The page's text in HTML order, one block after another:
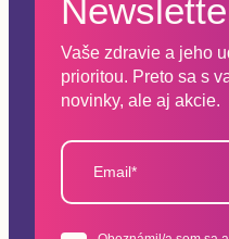
Vaše zdravie a jeho
prioritou. Preto sa s
novinky, ale aj akcie.
Email*